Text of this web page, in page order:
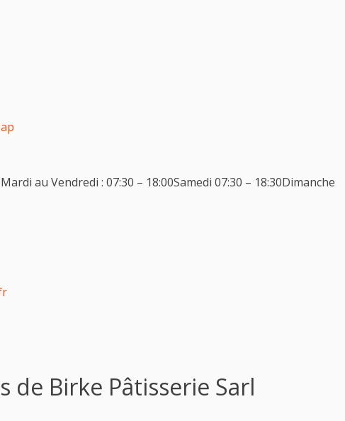
au Vendredi : 07:30 – 18:00Samedi 07:30 – 18:30Dimanche
de Birke Pâtisserie Sarl